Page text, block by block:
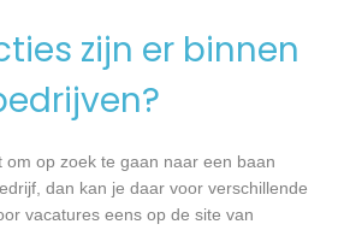
zijn er binnen
om op zoek te gaan naar een baan
dan kan je daar voor verschillende
vacatures eens op de site van